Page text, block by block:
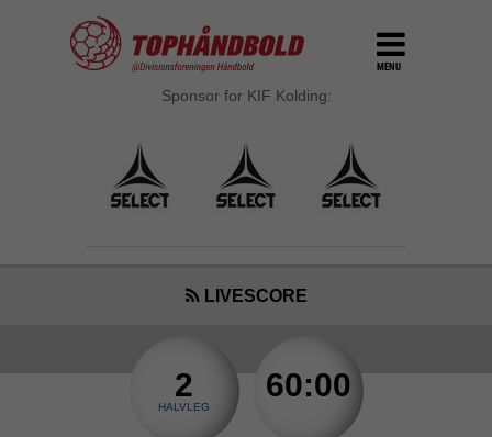
MENU
Sponsor for KIF Kolding:
LIVESCORE
2
HALVLEG
60:00